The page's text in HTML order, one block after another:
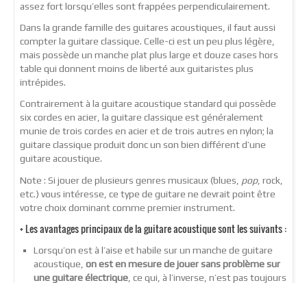
assez fort lorsqu’elles sont frappées perpendiculairement.
Dans la grande famille des guitares acoustiques, il faut aussi
compter la guitare classique. Celle-ci est un peu plus légère,
mais possède un manche plat plus large et douze cases hors
table qui donnent moins de liberté aux guitaristes plus
intrépides.
Contrairement à la guitare acoustique standard qui possède
six cordes en acier, la guitare classique est généralement
munie de trois cordes en acier et de trois autres en nylon; la
guitare classique produit donc un son bien différent d’une
guitare acoustique.
Note : Si jouer de plusieurs genres musicaux (blues, pop, rock,
etc.) vous intéresse, ce type de guitare ne devrait point être
votre choix dominant comme premier instrument.
+ Lesavantagesprincipaux de la guitare acoustique sont les suivants :
Lorsqu’on est à l’aise et habile sur un manche de guitare
acoustique, on est en mesure de jouer sans problème sur
une guitare électrique , ce qui, à l’inverse, n’est pas toujours